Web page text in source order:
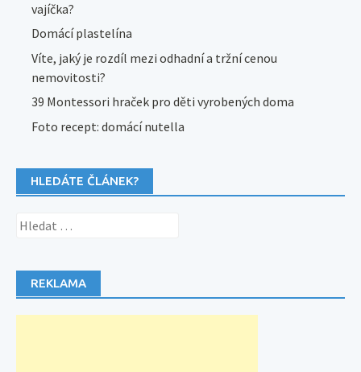
vajíčka?
Domácí plastelína
Víte, jaký je rozdíl mezi odhadní a tržní cenou
nemovitosti?
39 Montessori hraček pro děti vyrobených doma
Foto recept: domácí nutella
HLEDÁTE ČLÁNEK?
Vyhledávání
REKLAMA